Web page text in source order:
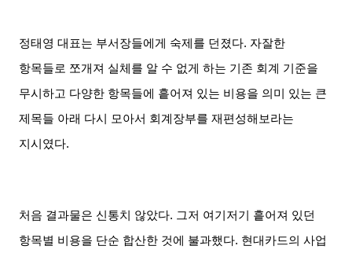
정태영 대표는 부서장들에게 숙제를 던졌다. 자잘한
항목들로 쪼개져 실체를 알 수 없게 하는 기존 회계 기준을
무시하고 다양한 항목들에 흩어져 있는 비용을 의미 있는 큰
제목들 아래 다시 모아서 회계장부를 재편성해보라는
지시였다.
처음 결과물은 신통치 않았다. 그저 여기저기 흩어져 있던
항목별 비용을 단순 합산한 것에 불과했다. 현대카드의 사업